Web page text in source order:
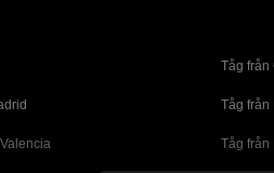
Tåg från
Tåg från
Tåg från